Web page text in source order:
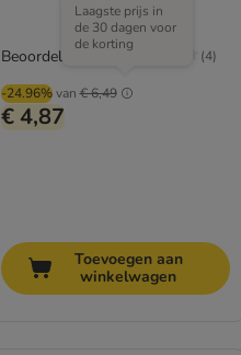
-24.96% van € 6,49
Laagste prijs in
de 30 dagen voor
de korting
€ 4,87
Beoordeling: 4/5 (4)
Toevoegen aan
winkelwagen